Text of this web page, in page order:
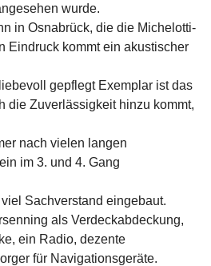
wurde.
in Osnabrück, die die Michelotti-
Eindruck kommt ein akustischer
gepflegt Exemplar ist das
die Zuverlässigkeit hinzu kommt,
nach vielen langen
im 3. und 4. Gang
Sachverstand eingebaut.
als Verdeckabdeckung,
ein Radio, dezente
für Navigationsgeräte.